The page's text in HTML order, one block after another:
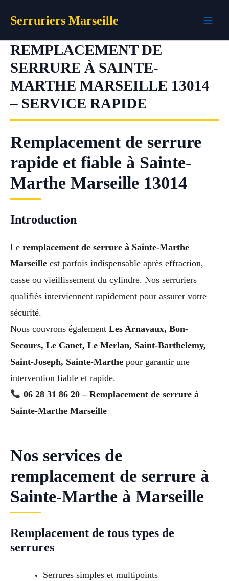
Serruriers Marseille
REMPLACEMENT DE
SERRURE À SAINTE-
MARTHE MARSEILLE 13014
– SERVICE RAPIDE
Remplacement de serrure
rapide et fiable à Sainte-
Marthe Marseille 13014
Introduction
Le remplacement de serrure à Sainte-Marthe
Marseille est parfois indispensable après effraction,
casse ou vieillissement du cylindre. Nos serruriers
qualifiés interviennent rapidement pour assurer votre
sécurité.
Nous couvrons également Les Arnavaux, Bon-
Secours, Le Canet, Le Merlan, Saint-Barthelemy,
Saint-Joseph, Sainte-Marthe pour garantir une
intervention fiable et rapide.
06 28 31 86 20 – Remplacement de serrure à
Sainte-Marthe Marseille
Nos services de
remplacement de serrure à
Sainte-Marthe à Marseille
Remplacement de tous types de
serrures
Serrures simples et multipoints